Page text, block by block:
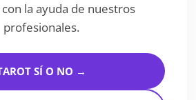
la ayuda de nuestros
profesionales.
SÍ O NO →